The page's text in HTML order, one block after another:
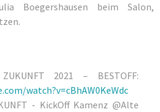
Boegershausen beim Salon,
2021 – BESTOFF:
watch?v=cBhAW0KeWdc
- KickOff Kamenz @Alte